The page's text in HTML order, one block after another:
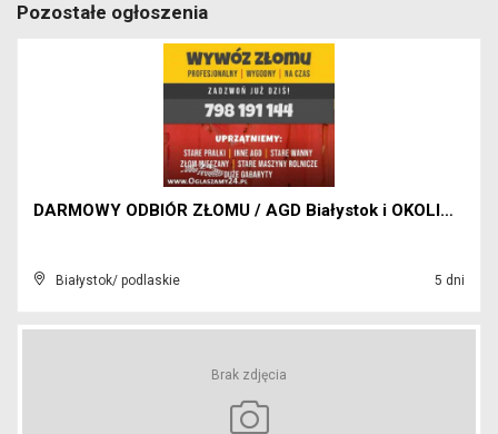
Pozostałe ogłoszenia
DARMOWY ODBIÓR ZŁOMU / AGD Białystok i OKOLICE.
Białystok/ podlaskie 5 dni
Brak zdjęcia